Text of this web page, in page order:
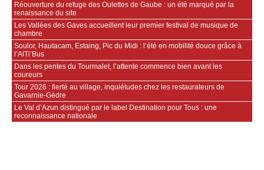
Réouverture du refuge des Oulettes de Gaube : un été marqué par la
renaissance du site
Les Vallées des Gaves accueillent leur premier festival de musique de
chambre
Soulor, Hautacam, Estaing, Pic du Midi : l’été en mobilité douce grâce à
l’AlTi’Bus
Dans les pentes du Tourmalet, l’attente commence bien avant les
coureurs
Tour 2026 : fierté au village, inquiétudes chez les restaurateurs de
Gavarnie‑Gèdre
Le Val d’Azun distingué par le label Destination pour Tous : une
reconnaissance nationale